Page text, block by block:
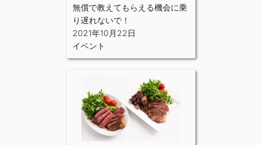
無償で教えてもらえる機会に乗
り遅れないで！
2021年10月22日
イベント